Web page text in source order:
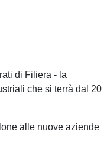
di Filiera - la
che si terrà dal 20
alle nuove aziende